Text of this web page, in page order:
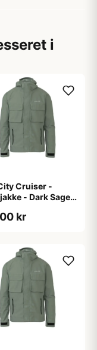
i
Cruiser -
- Dark Sage -
kr